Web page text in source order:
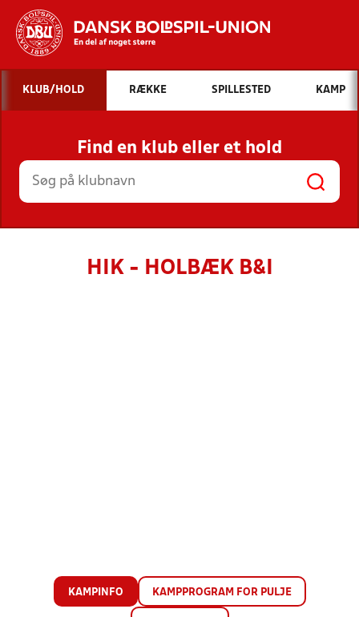
Hvad vil du søge efter?
INDHOLD OG NYHEDER
STILLINGER, RESULTATER, KLUBBER OG
HOLD
KLUB/HOLD RÆKKE SPILLESTED KAMP
Find en klub eller et hold
HIK - HOLBÆK B&I
KAMPINFO KAMPPROGRAM FOR PULJE